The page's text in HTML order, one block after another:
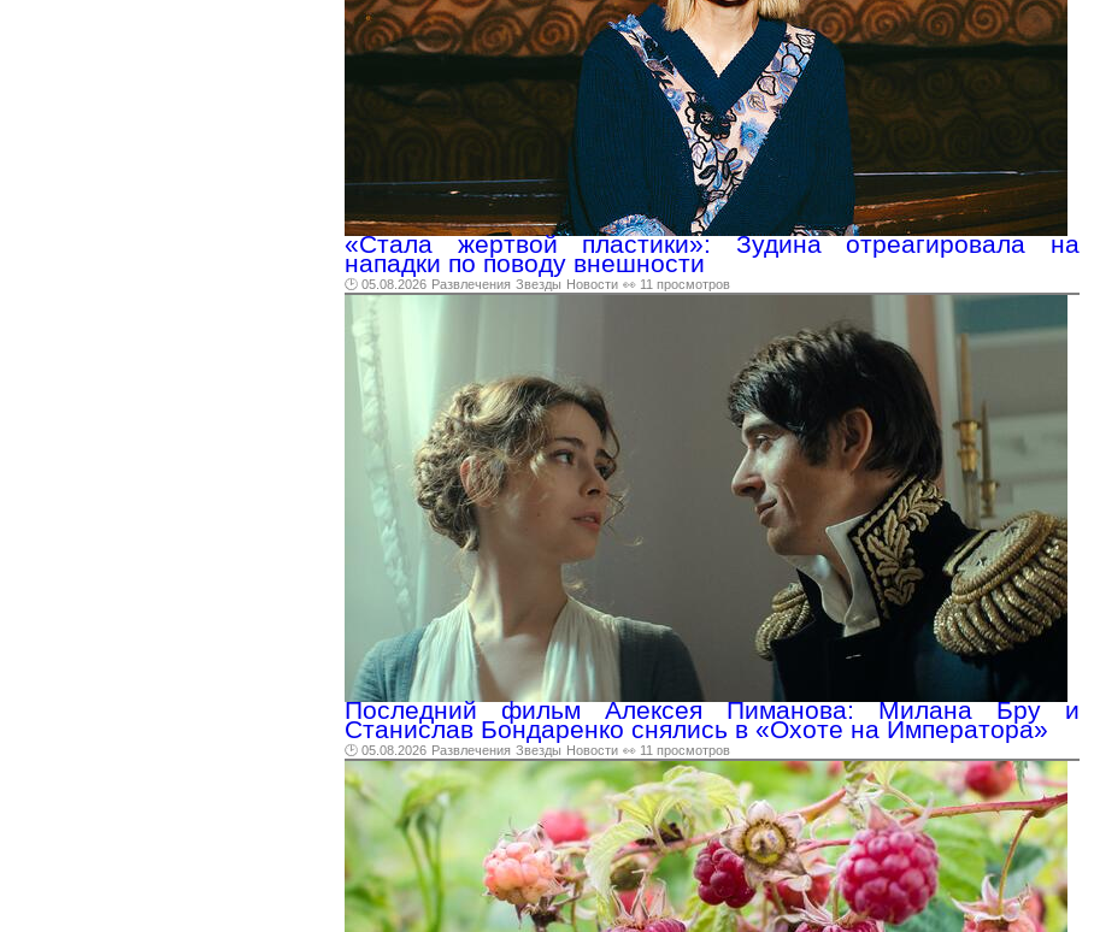
«Стала жертвой пластики»: Зудина отреагировала на
нападки по поводу внешности
🕑 05.08.2026 Развлечения Звезды Новости 👀 11 просмотров
Последний фильм Алексея Пиманова: Милана Бру и
Станислав Бондаренко снялись в «Охоте на Императора»
🕑 05.08.2026 Развлечения Звезды Новости 👀 11 просмотров